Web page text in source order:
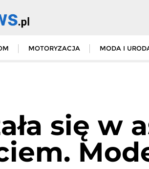
MOTORYZACJA MODA I
się w